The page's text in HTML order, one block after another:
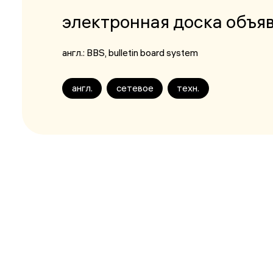
электронная доска
англ.: BBS, bulletin board system
англ. сетевое техн.